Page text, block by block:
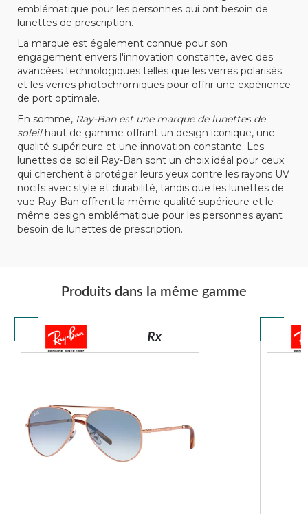
emblématique pour les personnes qui ont besoin de
lunettes de prescription.
La marque est également connue pour son
engagement envers l'innovation constante, avec des
avancées technologiques telles que les verres polarisés
et les verres photochromiques pour offrir une expérience
de port optimale.
En somme, Ray-Ban est une marque de lunettes de
soleilhaut de gamme offrant un design iconique, une
qualité supérieure et une innovation constante. Les
lunettes de soleil Ray-Ban sont un choix idéal pour ceux
qui cherchent à protéger leurs yeux contre les rayons UV
nocifs avec style et durabilité, tandis que les lunettes de
vue Ray-Ban offrent la même qualité supérieure et le
même design emblématique pour les personnes ayant
besoin de lunettes de prescription.
Produits dans la même gamme